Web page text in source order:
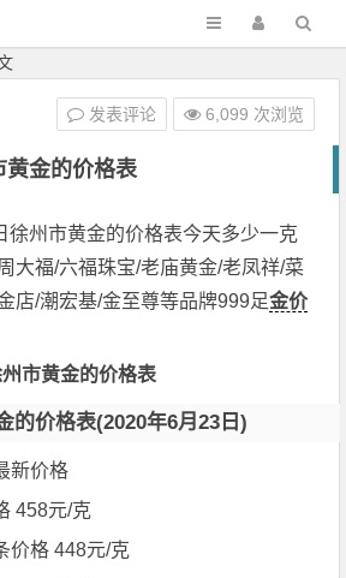
黄金的价格表
发表评论 6,099 次浏览
徐州市黄金的价格表今天多少一克
大福/六福珠宝/老庙黄金/老凤祥/菜
店/潮宏基/金至尊等品牌999足金价
的价格表(2020年6月23日)
新价格
458元/克
价格 448元/克